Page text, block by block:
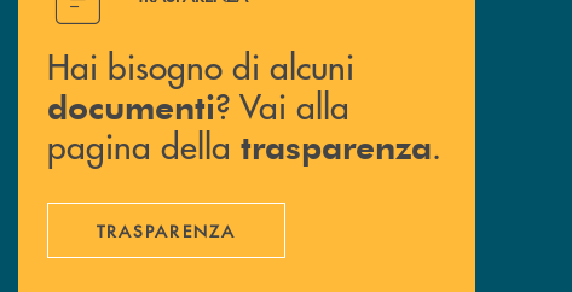
Hai bisogno di alcuni
documenti? Vai alla
pagina della trasparenza.
TRASPARENZA